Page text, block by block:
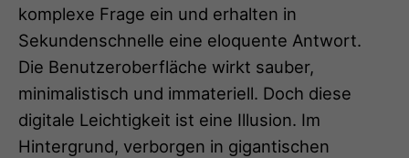
komplexe Frage ein und erhalten in
Sekundenschnelle eine eloquente Antwort.
Die Benutzeroberfläche wirkt sauber,
minimalistisch und immateriell. Doch diese
digitale Leichtigkeit ist eine Illusion. Im
Hintergrund, verborgen in gigantischen